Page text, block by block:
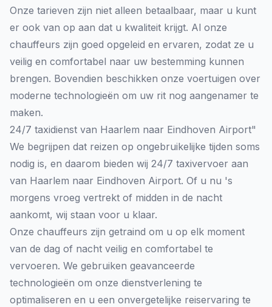
Onze tarieven zijn niet alleen betaalbaar, maar u kunt
er ook van op aan dat u kwaliteit krijgt. Al onze
chauffeurs zijn goed opgeleid en ervaren, zodat ze u
veilig en comfortabel naar uw bestemming kunnen
brengen. Bovendien beschikken onze voertuigen over
moderne technologieën om uw rit nog aangenamer te
maken.
24/7 taxidienst van Haarlem naar Eindhoven Airport"
We begrijpen dat reizen op ongebruikelijke tijden soms
nodig is, en daarom bieden wij 24/7 taxivervoer aan
van Haarlem naar Eindhoven Airport. Of u nu 's
morgens vroeg vertrekt of midden in de nacht
aankomt, wij staan voor u klaar.
Onze chauffeurs zijn getraind om u op elk moment
van de dag of nacht veilig en comfortabel te
vervoeren. We gebruiken geavanceerde
technologieën om onze dienstverlening te
optimaliseren en u een onvergetelijke reiservaring te